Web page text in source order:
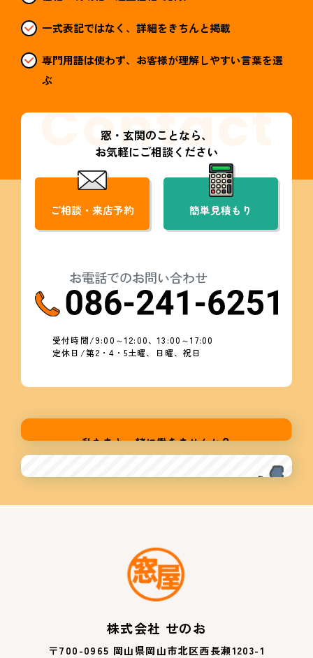
一式表記ではなく、詳細をきちんと掲載
専門用語は使わず、お客様が理解しやすい言葉を選
ぶ
窓・玄関のことなら、
お気軽にご相談ください
ご相談・来店予約 簡単見積もり
お電話でのお問い合わせ
受付時間/9:00～12:00、13:00～17:00
定休日/第2・4・5土曜、日曜、祝日
株式会社 せのお
〒700-0965 岡山県岡山市北区西長瀬1203-1